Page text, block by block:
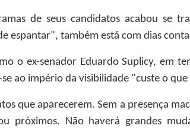
de seus candidatos acabou se
espantar", também está com dias
o ex-senador Eduardo Suplicy, em
ao império da visibilidade "custe o
que aparecerem. Sem a presença
próximos. Não haverá grandes